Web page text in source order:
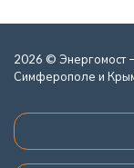
2026 © Энергомост
Симферополе и